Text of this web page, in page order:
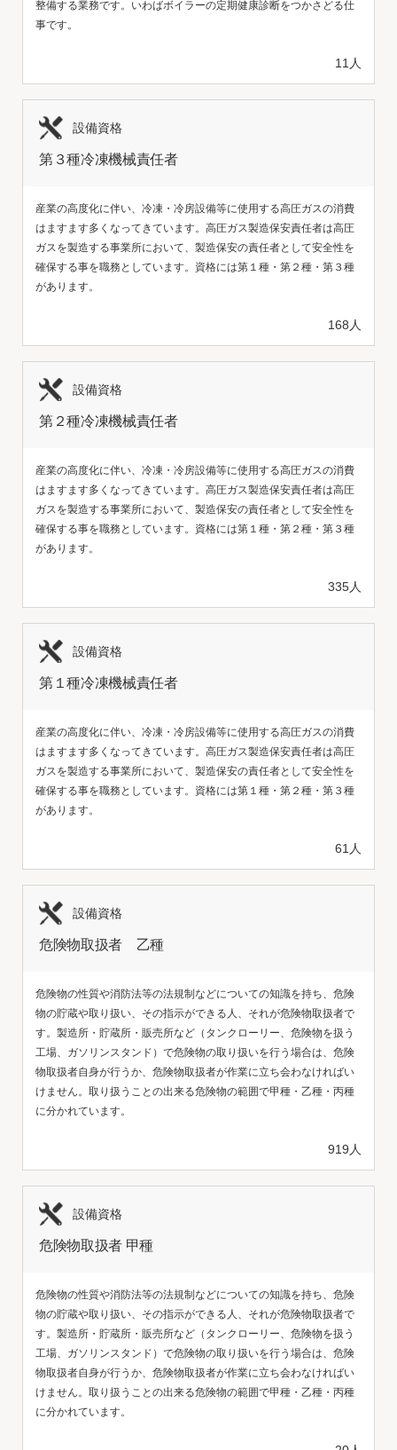
整備する業務です。いわばボイラーの定期健康診断をつかさどる仕
事です。
11人
設備資格
第３種冷凍機械責任者
産業の高度化に伴い、冷凍・冷房設備等に使用する高圧ガスの消費
はますます多くなってきています。高圧ガス製造保安責任者は高圧
ガスを製造する事業所において、製造保安の責任者として安全性を
確保する事を職務としています。資格には第１種・第２種・第３種
があります。
168人
設備資格
第２種冷凍機械責任者
産業の高度化に伴い、冷凍・冷房設備等に使用する高圧ガスの消費
はますます多くなってきています。高圧ガス製造保安責任者は高圧
ガスを製造する事業所において、製造保安の責任者として安全性を
確保する事を職務としています。資格には第１種・第２種・第３種
があります。
335人
設備資格
第１種冷凍機械責任者
産業の高度化に伴い、冷凍・冷房設備等に使用する高圧ガスの消費
はますます多くなってきています。高圧ガス製造保安責任者は高圧
ガスを製造する事業所において、製造保安の責任者として安全性を
確保する事を職務としています。資格には第１種・第２種・第３種
があります。
61人
設備資格
危険物取扱者 乙種
危険物の性質や消防法等の法規制などについての知識を持ち、危険
物の貯蔵や取り扱い、その指示ができる人、それが危険物取扱者で
す。製造所・貯蔵所・販売所など（タンクローリー、危険物を扱う
工場、ガソリンスタンド）で危険物の取り扱いを行う場合は、危険
物取扱者自身が行うか、危険物取扱者が作業に立ち会わなければい
けません。取り扱うことの出来る危険物の範囲で甲種・乙種・丙種
に分かれています。
919人
設備資格
危険物取扱者 甲種
危険物の性質や消防法等の法規制などについての知識を持ち、危険
物の貯蔵や取り扱い、その指示ができる人、それが危険物取扱者で
す。製造所・貯蔵所・販売所など（タンクローリー、危険物を扱う
工場、ガソリンスタンド）で危険物の取り扱いを行う場合は、危険
物取扱者自身が行うか、危険物取扱者が作業に立ち会わなければい
けません。取り扱うことの出来る危険物の範囲で甲種・乙種・丙種
に分かれています。